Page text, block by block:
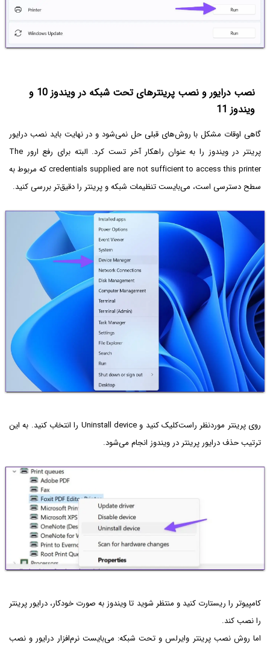
نصب درایور و نصب پرینترهای تحت شبکه در ویندوز 10 و
ویندوز 11
گاهی اوقات مشکل با روش‌های قبلی حل نمی‌شود و در نهایت باید نصب درایور
پرینتر در ویندوز را به عنوان راهکار آخر تست کرد. البته برای رفع ارور The
credentials supplied are not sufficient to access this printer که مربوط به
سطح دسترسی است، می‌بایست تنظیمات شبکه و پرینتر را دقیق‌تر بررسی کنید.
روی پرینتر موردنظر راست‌کلیک کنید و Uninstall device را انتخاب کنید. به این
ترتیب حذف درایور پرینتر در ویندوز انجام می‌شود.
کامپیوتر را ریستارت کنید و منتظر شوید تا ویندوز به صورت خودکار، درایور پرینتر
را نصب کند.
اما روش نصب پرینتر وایرلس و تحت شبکه: می‌بایست نرم‌افزار درایور و نصب